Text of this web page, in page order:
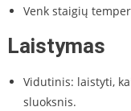
Venk staigių
Laistymas
Vidutinis: laistyti,
sluoksnis.